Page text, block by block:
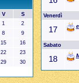
Venerdì
17
Sabato
18
V S
1 2
8 9
15 16
22 23
29 30